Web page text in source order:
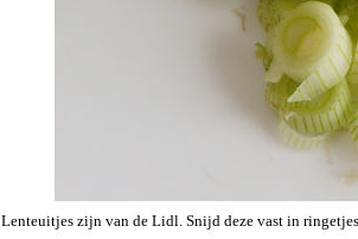
Lenteuitjes zijn van de Lidl. Snijd deze vast in